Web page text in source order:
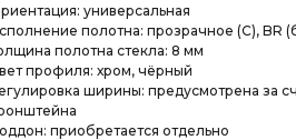
универсальная
полотна: прозрачное (C), BR
полотна стекла: 8 мм
профиля: хром, чёрный
ширины: предусмотрена за
приобретается отдельно